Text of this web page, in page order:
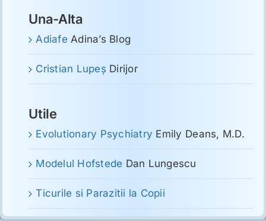
Una-Alta
Adiafe Adina’s Blog
Cristian Lupeş Dirijor
Utile
Evolutionary Psychiatry Emily Deans, M.D.
Modelul Hofstede Dan Lungescu
Ticurile si Parazitii la Copii